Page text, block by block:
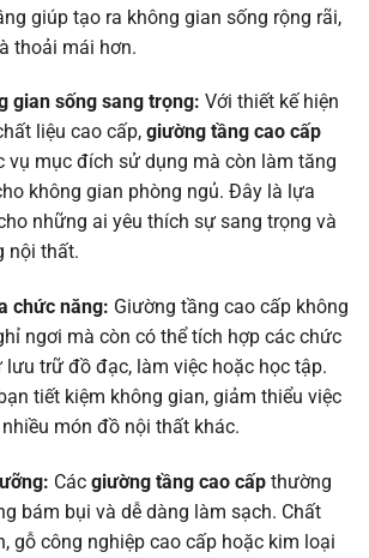
giúp tạo ra không gian sống rộng rãi,
thoải mái hơn.
gian sống sang trọng: Với thiết kế hiện
liệu cao cấp, giường tầng cao cấp
vụ mục đích sử dụng mà còn làm tăng
không gian phòng ngủ. Đây là lựa
những ai yêu thích sự sang trọng và
nội thất.
chức năng: Giường tầng cao cấp không
ngơi mà còn có thể tích hợp các chức
lưu trữ đồ đạc, làm việc hoặc học tập.
tiết kiệm không gian, giảm thiểu việc
món đồ nội thất khác.
Các giường tầng cao cấpthường
bám bụi và dễ dàng làm sạch. Chất
gỗ công nghiệp cao cấp hoặc kim loại